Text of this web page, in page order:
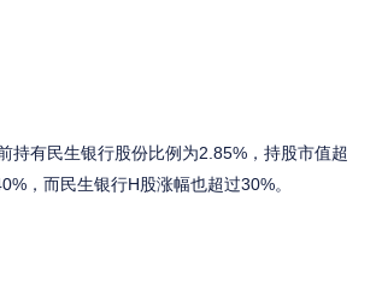
有民生银行股份比例为2.85%，持股市值超
，而民生银行H股涨幅也超过30%。